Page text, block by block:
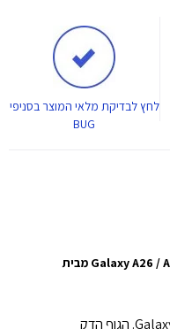
לחץלבדיקת מלאי המוצר בסניפי
BUG
סמארטפון Galaxy A26 / A266 6GB+128GB 5G מבית
תנו לסגנון שלכם יתרון עם Galaxy A26 5G. הגוף הדק